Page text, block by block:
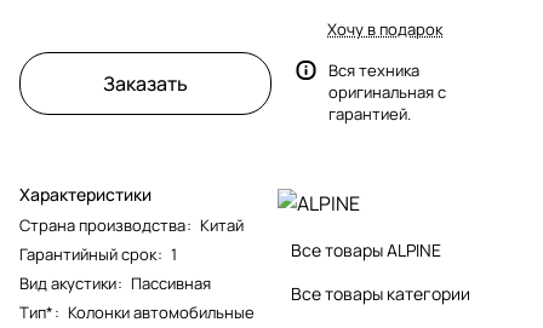
Заказать
Характеристики
Страна производства: Китай
Гарантийный срок: 1
Вид акустики: Пассивная
Тип*: Колонки автомобильные
Хочу в подарок
Вся техника
оригинальная с
гарантией.
Все товары ALPINE
Все товары категории